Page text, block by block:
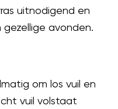
uitnodigend en
avonden.
om los vuil en
vuil volstaat